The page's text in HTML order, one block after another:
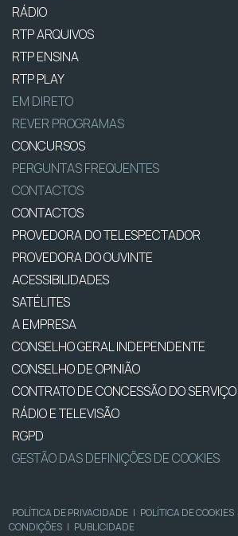
RÁDIO
RTP ARQUIVOS
RTP ENSINA
RTP PLAY
EM DIRETO
REVER PROGRAMAS
CONCURSOS
PERGUNTAS FREQUENTES
CONTACTOS
CONTACTOS
PROVEDORA DO TELESPECTADOR
PROVEDORA DO OUVINTE
ACESSIBILIDADES
SATÉLITES
A EMPRESA
CONSELHO GERAL INDEPENDENTE
CONSELHO DE OPINIÃO
CONTRATO DE CONCESSÃO DO
RÁDIO E TELEVISÃO
RGPD
GESTÃO DAS DEFINIÇÕES DE COOKIES
POLÍTICA DE PRIVACIDADE | POLÍTICA DE COOKIES
CONDIÇÕES | PUBLICIDADE